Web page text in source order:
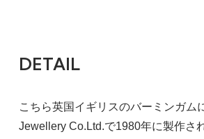
DETAIL
こちら英国イギリスのバーミンガム
Jewellery Co.Ltd.で1980年に製作さ